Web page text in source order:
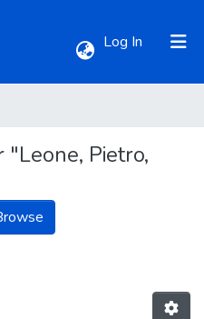
Log In (current)
Pietro,